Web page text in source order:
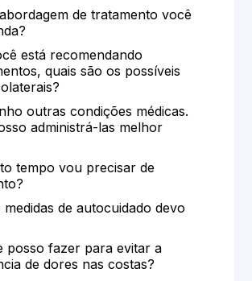
de tratamento você
está recomendando
quais são os possíveis
outras condições médicas.
administrá-las melhor
tempo vou precisar de
medidas de autocuidado devo
posso fazer para evitar a
de dores nas costas?